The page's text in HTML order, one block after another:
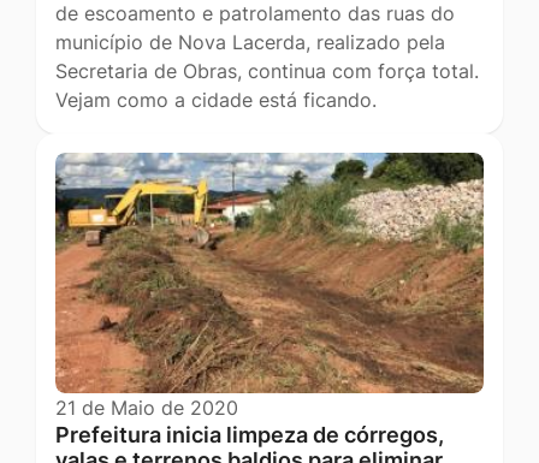
de escoamento e patrolamento das ruas do
município de Nova Lacerda, realizado pela
Secretaria de Obras, continua com força total.
Vejam como a cidade está ficando.
21 de Maio de 2020
Prefeitura inicia limpeza de córregos,